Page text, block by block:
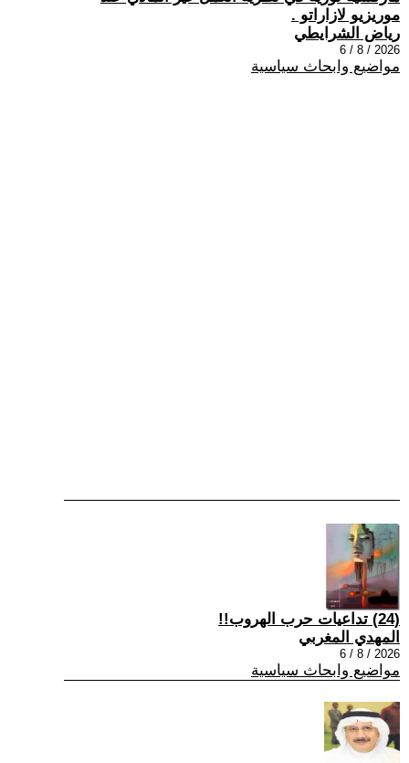
موريزيو لازاراتو .
رياض الشرايطي
2026 / 8 / 6
مواضيع وابحاث سياسية
(24) تداعيات حرب الهروب!!
المهدي المغربي
2026 / 8 / 6
مواضيع وابحاث سياسية